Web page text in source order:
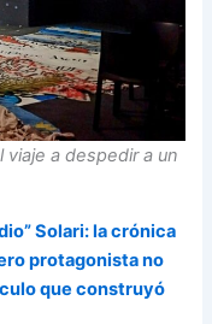
viaje a despedir a un
Solari: la crónica
protagonista no
que construyó